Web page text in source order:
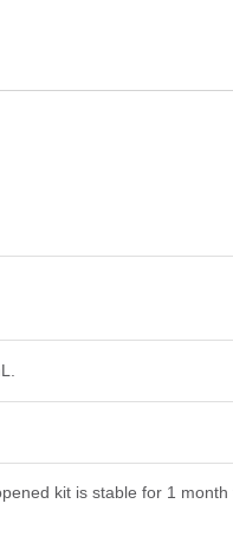
kit is stable for 1